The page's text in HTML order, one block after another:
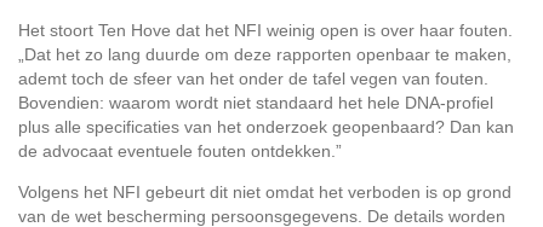
Het stoort Ten Hove dat het NFI weinig open is over haar fouten.
„Dat het zo lang duurde om deze rapporten openbaar te maken,
ademt toch de sfeer van het onder de tafel vegen van fouten.
Bovendien: waarom wordt niet standaard het hele DNA-profiel
plus alle specificaties van het onderzoek geopenbaard? Dan kan
de advocaat eventuele fouten ontdekken.”
Volgens het NFI gebeurt dit niet omdat het verboden is op grond
van de wet bescherming persoonsgegevens. De details worden